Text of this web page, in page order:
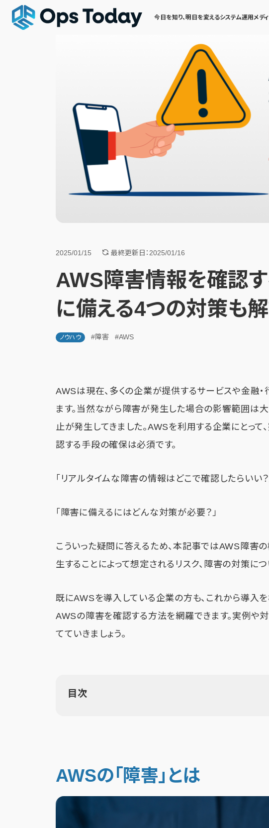
今日を知り、明日を変えるシステム運用メデ
2025/01/15 最終更新日：2025/01/16
AWS障害情報を確認
に備える4つの対策も解
ノウハウ #障害 #AWS
AWSは現在、多くの企業が提供するサービスや金融
ます。当然ながら障害が発生した場合の影響範囲は
止が発生してきました。AWSを利用する企業にとっ
認する手段の確保は必須です。
「リアルタイムな障害の情報はどこで確認したらいい？
「障害に備えるにはどんな対策が必要？」
こういった疑問に答えるため、本記事ではAWS障害
生することによって想定されるリスク、障害の対策につ
既にAWSを導入している企業の方も、これから導入
AWSの障害を確認する方法を網羅できます。実例や
てていきましょう。
目次
AWSの「障害」とは